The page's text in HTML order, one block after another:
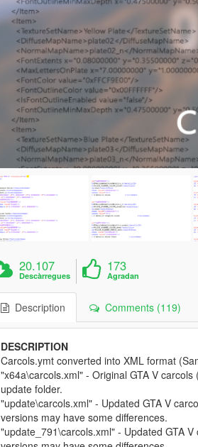
20.107
Descàrregues
173
Agradan
Description Comments (119)
DESCRIPTION
Carcols.ymt converted into XML format
"x64a\carcols.xml" - Original GTA V
update folder.
"update\carcols.xml" - Updated GTA V
versions may have some differences.
"update_791\carcols.xml" - Updated GTA